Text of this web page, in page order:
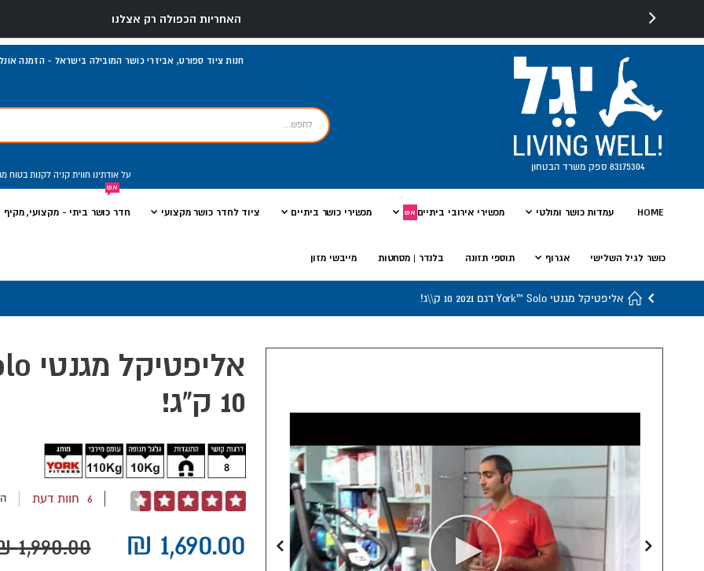
האחריות הכפולה רק אצלנו
התקנה עי טכנאים מומחים בלבד
חנות ציוד ספורט, אביזרי כושר המובילה בישראל - הזמנה
83175304 ספק משרד הבטחון
על אודתינו חווית קניה לקנות בטוח
HOME עמדות כושר ומולטי מכשירי אירובי ביתיים אש מכשירי כושר ביתיים ציוד לחדר כושר מקצועי חדר כושר ביתי - מקצועי, מקיף
אש
כושר לגיל השלישי אגרוף תוספי תזונה בלנדר | מסחטות מייבשי מזון
אליפטיקל מגנטי York™ Solo דגם 2021 10 ק\\ג!
10 ק"ג!
דירוג: 6 חוות דעת
‏1,990.00 ₪